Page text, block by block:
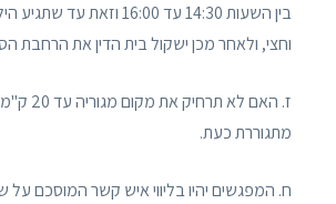
בין השעות 14:30 עד 16:00
וחצי, ולאחר מכן ישקול בית הדין את הרחבת
ז. האם לא
מתגוררת כעת.
ח. המפגשים יהיו בליווי איש קשר המוסכם על